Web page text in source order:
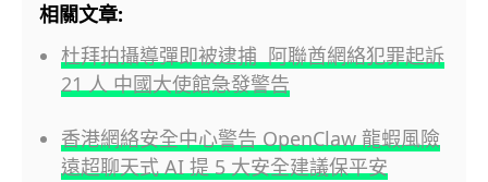
相關文章:
杜拜拍攝導彈即被逮捕 阿聯酋網絡犯罪起訴
21 人 中國大使館急發警告
香港網絡安全中心警告 OpenClaw 龍蝦風險
遠超聊天式 AI 提 5 大安全建議保平安